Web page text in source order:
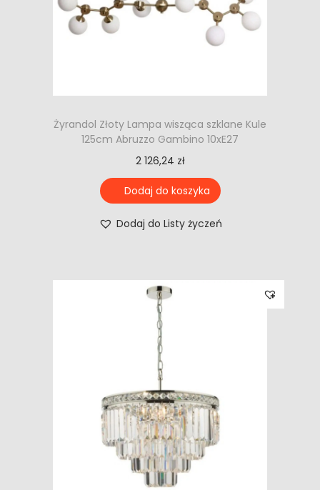
Żyrandol Złoty Lampa wisząca szklane Kule
125cm Abruzzo Gambino 10xE27
2 126,24 zł
Dodaj do koszyka
Dodaj do Listy życzeń